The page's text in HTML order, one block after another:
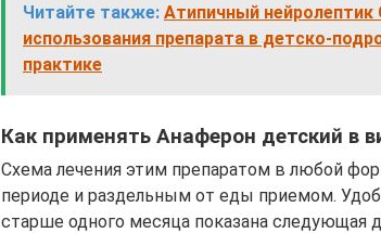
Читайте также: Атипичный
использования препарата в детско-
практике
Как применять Анаферон детский в
Схема лечения этим препаратом в любой
периоде и раздельным от еды приемом.
старше одного месяца показана следующая